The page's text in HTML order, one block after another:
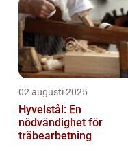
02 augusti 2025
Hyvelstål: En
nödvändighet för
träbearbetning